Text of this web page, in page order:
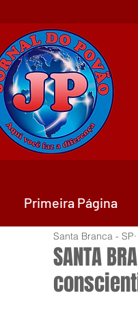
SANTA
Santa Branca - SP
Primeira Página